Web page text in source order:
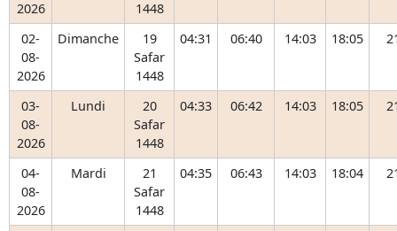
2026
1448
02-
08-
2026
Dimanche
19
Safar
1448
04:31 06:40 14:03 18:05
03-
08-
2026
Lundi
20
Safar
1448
04:33 06:42 14:03 18:05
04-
08-
2026
Mardi
21
Safar
1448
04:35 06:43 14:03 18:04